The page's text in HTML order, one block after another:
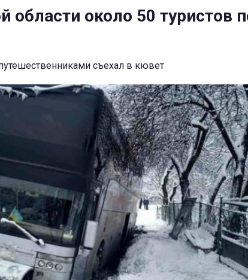
области около 50 туристов
съехал в кювет